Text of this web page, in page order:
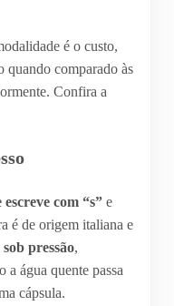
é o custo,
quando comparado às
Confira a
escreve com “s”e
é de origem italiana e
sob pressão,
a água quente passa
cápsula.